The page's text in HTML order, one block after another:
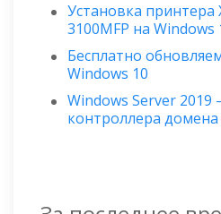
Установка принтера
3100MFP на Windows
Бесплатно
Windows 10
Windows Server 2019
контроллера домена